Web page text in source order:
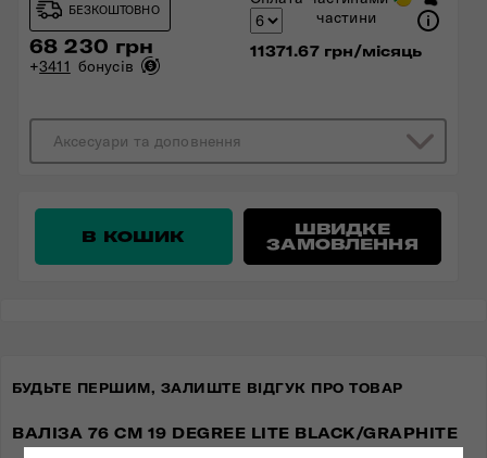
БЕЗКОШТОВНО
68 230 грн
+3411 бонусів
частини
11371.67 грн/місяць
Аксесуари та доповнення
В КОШИК ШВИДКЕ
ЗАМОВЛЕННЯ
БУДЬТЕ ПЕРШИМ, ЗАЛИШТЕ ВІДГУК ПРО ТОВАР
ВАЛІЗА 76 СМ 19 DEGREE LITE BLACK/GRAPHITE